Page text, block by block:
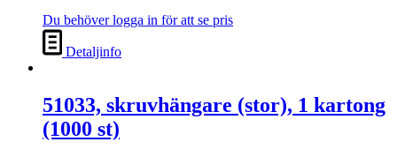
Du behöver logga in för att se pris
Detaljinfo
51033, skruvhängare (stor), 1 kartong
(1000 st)